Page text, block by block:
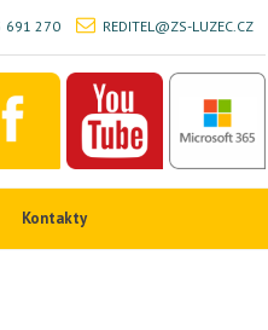
REDITEL@ZS-LUZEC.CZ
691 270
Kontakty